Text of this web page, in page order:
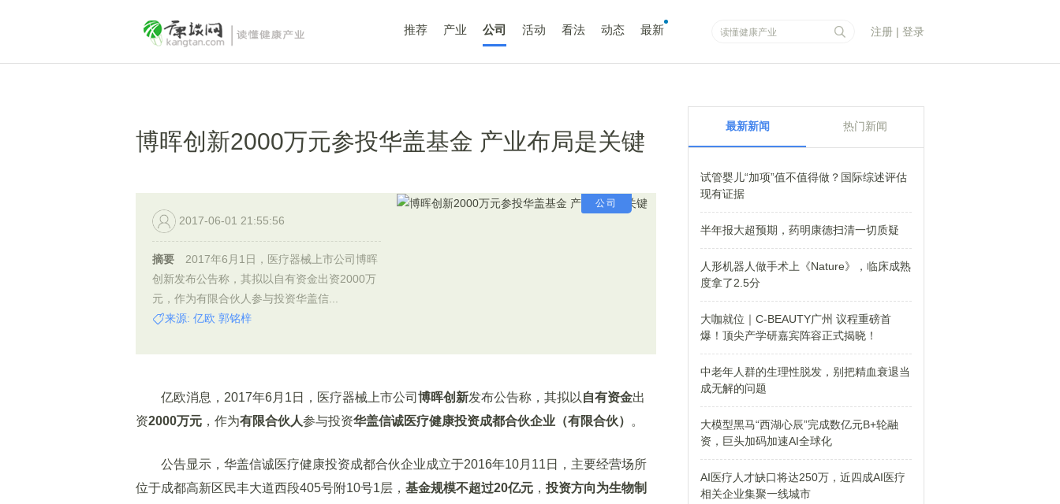
推荐 产业 公司 活动 看法 动态 最新 注册 | 登录
博晖创新2000万元参投华盖基金 产业布局是关键
公司
2017-06-01 21:55:56
摘要
2017年6月1日，医疗器械上市公司博晖
创新发布公告称，其拟以自有资金出资2000万
元，作为有限合伙人参与投资华盖信...
来源: 亿欧 郭铭梓
亿欧消息，2017年6月1日，医疗器械上市公司 博晖创新发布公告称，其拟以 自有资金出
资2000万元 ，作为有限合伙人参与投资华盖信诚医疗健康投资成都合伙企业（有限合伙） 。
公告显示，华盖信诚医疗健康投资成都合伙企业成立于2016年10月11日，主要经营场所
位于成都高新区民丰大道西段405号附10号1层， 基金规模不超过20亿元 ， 投资方向为生物制
最新新闻 热门新闻
试管婴儿“加项”值不值得做？国际综述评估
现有证据
半年报大超预期，药明康德扫清一切质疑
人形机器人做手术上《Nature》，临床成熟
度拿了2.5分
大咖就位｜C-BEAUTY广州 议程重磅首
爆！顶尖产学研嘉宾阵容正式揭晓！
中老年人群的生理性脱发，别把精血衰退当
成无解的问题
大模型黑马“西湖心辰”完成数亿元B+轮融
资，巨头加码加速AI全球化
AI医疗人才缺口将达250万，近四成AI医疗
相关企业集聚一线城市